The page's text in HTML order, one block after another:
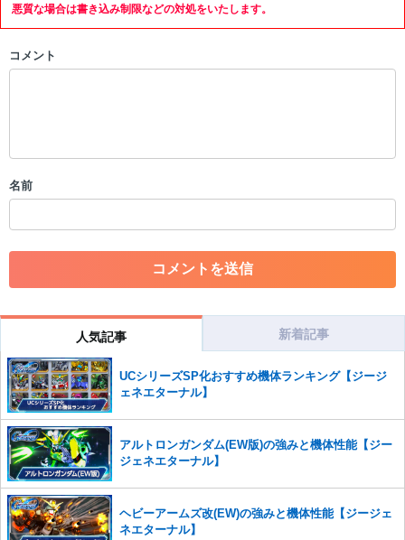
限を行う可能性がございます。 あらかじめご了承ください。
・スパムなど、記事内容と関係のない投稿
・誰かになりすます行為
・その他、管理者が不適切と判断した投稿
コメントの削除を申請する ※投稿内容を確認後、順次対応さ
※一度削除したコメントは復元ができませんのでご注意くだ
また、過度な利用規約の違反や、弊社に損害の及ぶ内容の書き込みがあ
った場合は、法的措置をとらせていただく場合もございますので、あら
かじめご理解くださいませ。
悪質な場合は書き込み制限などの対処をいたします。
コメント
名前
人気記事 新着記事
UCシリーズSP化おすすめ機体ランキング【ジージ
ェネエターナル】
アルトロンガンダム(EW版)の強みと機体性能【ジー
ジェネエターナル】
ヘビーアームズ改(EW)の強みと機体性能【ジージェ
ネエターナル】